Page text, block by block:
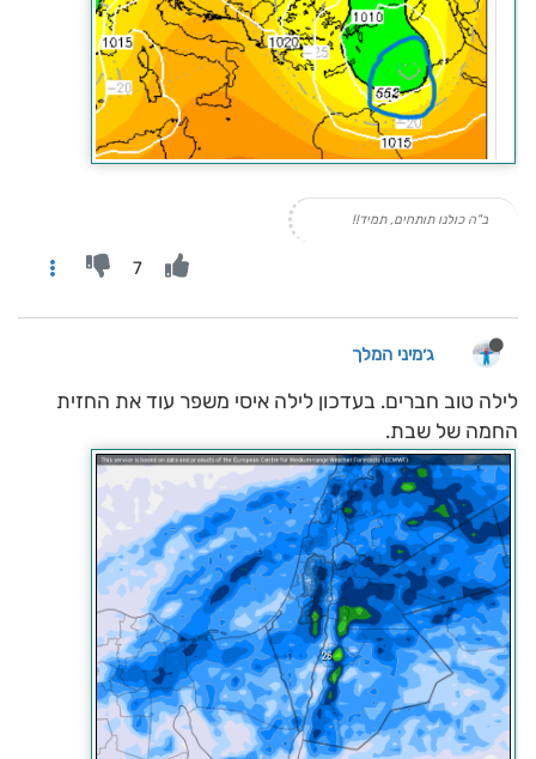
ב"ה כולנו תותחים, תמיד!!
7
ג׳מיני המלך
לילה טוב חברים. בעדכון לילה איסי משפר עוד את החזית
החמה של שבת.